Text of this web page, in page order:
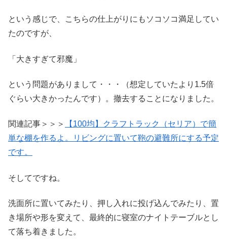
という感じで、こちらの仕上がりにもソコソコ満足してい
たのですが、
「大きすぎて邪魔」
という問題がありまして・・・（想定していたより1.5倍
ぐらい大きかったんです）。撤去することになりました。
関連記事＞＞＞
【100均】クラフトラック（セリア）で簡
単な棚を作るよ。リビングに置いて鞄の避難所にする予定
です。
そしてですね。
洗面所に置いてみたり、押し入れに投げ込んでみたり、置
き場所や形を変えて、最終的に寝室のナイトテーブルとし
て落ち着きました。